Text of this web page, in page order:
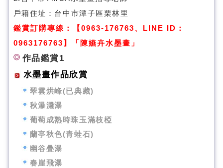
戶籍住址：台中市潭子區栗林里
鑑賞訂購專線：【0963-176763、LINE ID：
0963176763】「陳嬿卉水墨畫」
作品鑑賞1
水墨畫作品欣賞
翠雲烘峰(已典藏)
秋瀑濺瀑
葡萄成熟時珠玉滿枝椏
蘭亭秋色(青蛙石)
幽谷疊瀑
春崖飛瀑